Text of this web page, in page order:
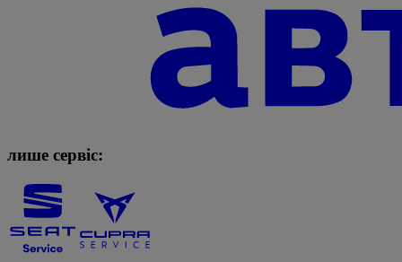
лише сервіс: